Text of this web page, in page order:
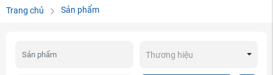
Trang chủ Sản phẩm
Thương hiệu